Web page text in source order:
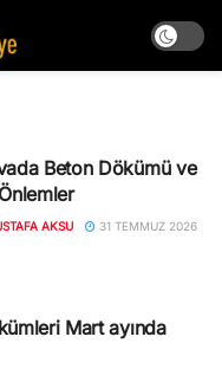
Beton Dökümü ve
AKSU 31 TEMMUZ 2026
Mart ayında